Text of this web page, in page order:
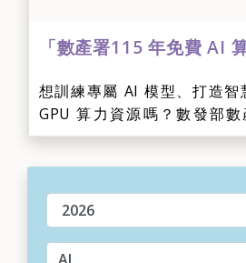
想訓練專屬 AI 模型、打造智
GPU 算力資源嗎？數發部
台，提供符合資格的 AI 新創
✨ 亮點如下1️⃣ 費用全免：線...
年度
請輸入關鍵字